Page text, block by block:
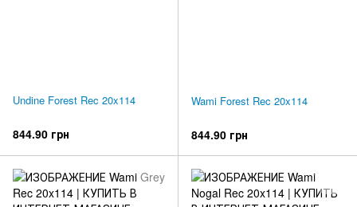
Undine Forest Rec 20x114
844.90 грн
Wami Forest Rec 20x114
844.90 грн